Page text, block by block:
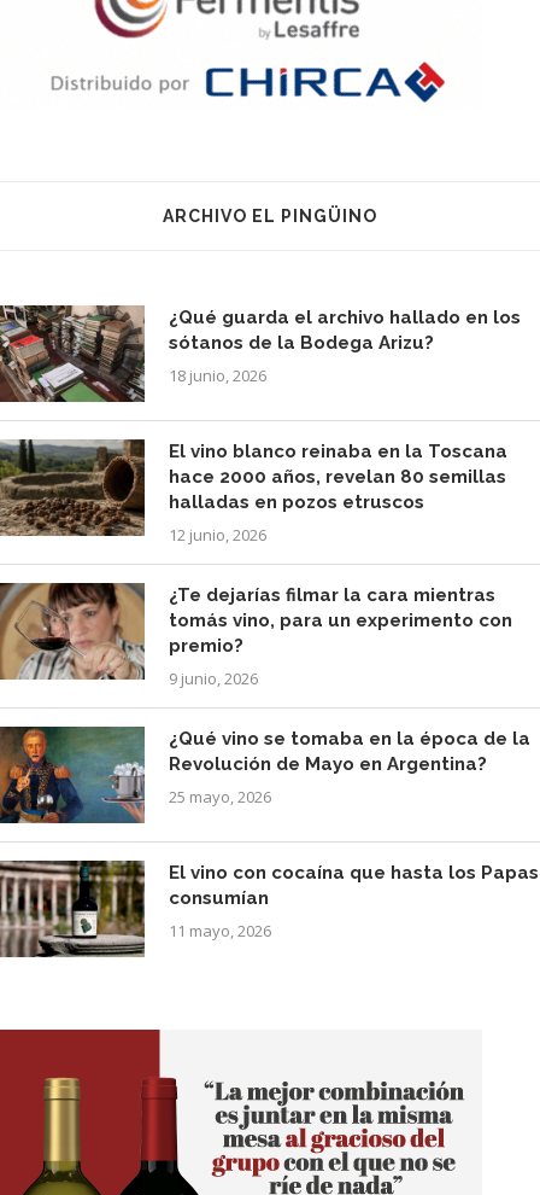
ARCHIVO EL PINGÜINO
¿Qué guarda el archivo hallado en los
sótanos de la Bodega Arizu?
18 junio, 2026
El vino blanco reinaba en la Toscana
hace 2000 años, revelan 80 semillas
halladas en pozos etruscos
12 junio, 2026
¿Te dejarías filmar la cara mientras
tomás vino, para un experimento con
premio?
9 junio, 2026
¿Qué vino se tomaba en la época de la
Revolución de Mayo en Argentina?
25 mayo, 2026
El vino con cocaína que hasta los Papas
consumían
11 mayo, 2026